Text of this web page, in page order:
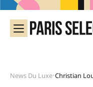
News Du Luxe•